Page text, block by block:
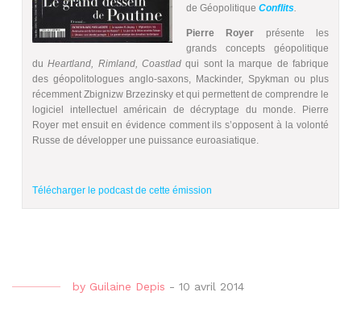
de Géopolitique Conflits.
Pierre Royer présente les
grands concepts géopolitique
duHeartland, Rimland, Coastlad qui sont la marque de fabrique
des géopolitologues anglo-saxons, Mackinder, Spykman ou plus
récemment Zbignizw Brzezinsky et qui permettent de comprendre le
logiciel intellectuel américain de décryptage du monde. Pierre
Royer met ensuit en évidence comment ils s’opposent à la volonté
Russe de développer une puissance euroasiatique.
Télécharger le podcast de cette émission
by Guilaine Depis - 10 avril 2014